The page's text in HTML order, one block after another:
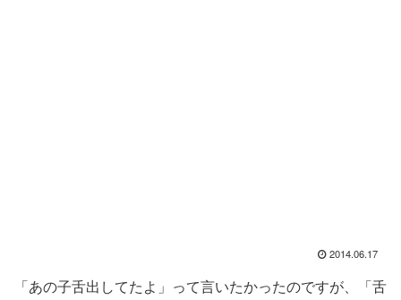
2014.06.17
「あの子舌出してたよ」って言いたかったのですが、「舌